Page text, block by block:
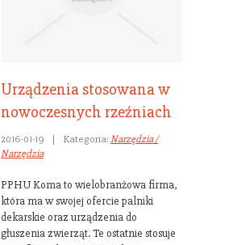
Urządzenia stosowana w
nowoczesnych rzeźniach
2016-01-19 | Kategoria:Narzędzia /
Narzędzia
PPHU Koma to wielobranżowa firma,
która ma w swojej ofercie palniki
dekarskie oraz urządzenia do
głuszenia zwierząt. Te ostatnie stosuje